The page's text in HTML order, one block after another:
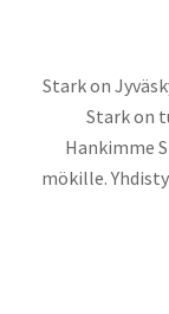
Stark on
Stark on
Hankimme
mökille.